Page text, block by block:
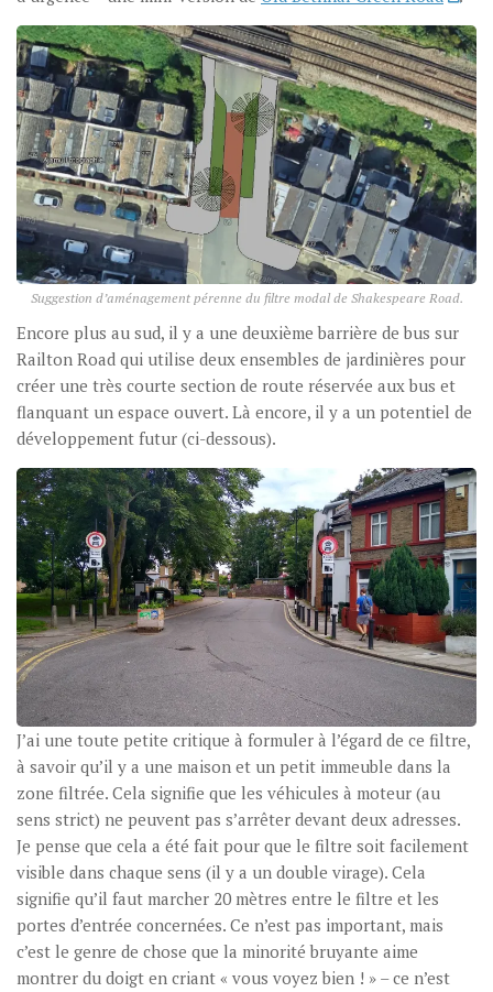
Suggestion d’aménagement pérenne du filtre modal de Shakespeare Road.
Encore plus au sud, il y a une deuxième barrière de bus sur
Railton Road qui utilise deux ensembles de jardinières pour
créer une très courte section de route réservée aux bus et
flanquant un espace ouvert. Là encore, il y a un potentiel de
développement futur (ci-dessous).
J’ai une toute petite critique à formuler à l’égard de ce filtre,
à savoir qu’il y a une maison et un petit immeuble dans la
zone filtrée. Cela signifie que les véhicules à moteur (au
sens strict) ne peuvent pas s’arrêter devant deux adresses.
Je pense que cela a été fait pour que le filtre soit facilement
visible dans chaque sens (il y a un double virage). Cela
signifie qu’il faut marcher 20 mètres entre le filtre et les
portes d’entrée concernées. Ce n’est pas important, mais
c’est le genre de chose que la minorité bruyante aime
montrer du doigt en criant « vous voyez bien ! » – ce n’est